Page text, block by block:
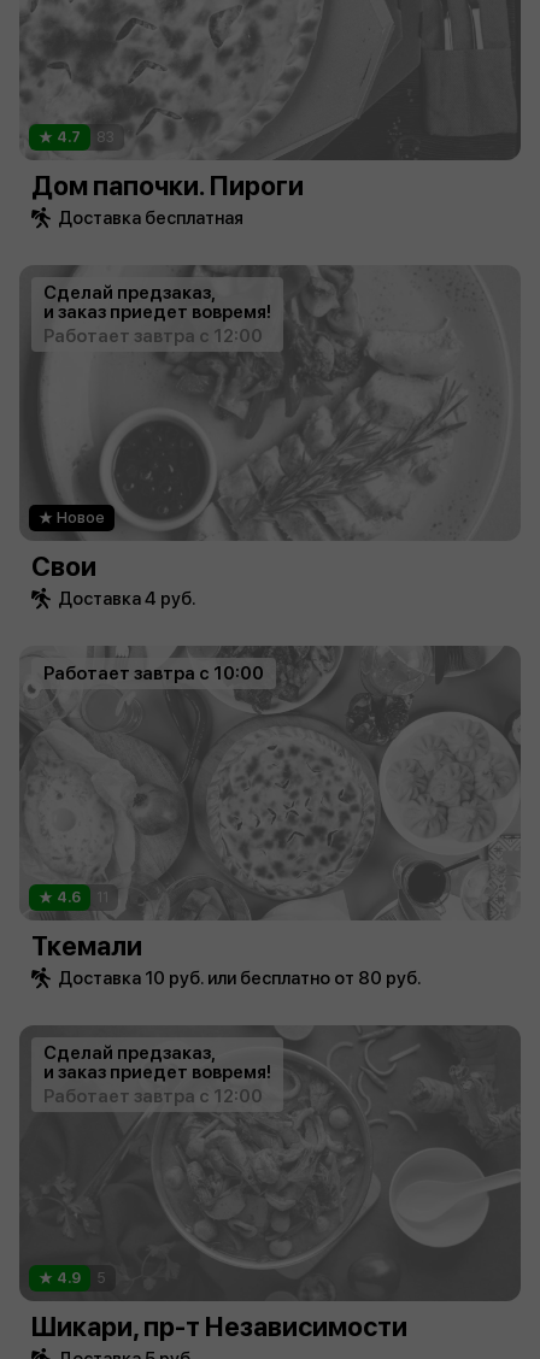
4.7 83
Дом папочки. Пироги
Доставка бесплатная
Сделай предзаказ,
и заказ приедет вовремя!
Работает завтра с 12:00
Новое
Свои
Доставка 4 руб.
Работает завтра с 10:00
4.6 11
Ткемали
Доставка 10 руб. или бесплатно от 80 руб.
Сделай предзаказ,
и заказ приедет вовремя!
Работает завтра с 12:00
4.9 5
Шикари, пр-т Независимости